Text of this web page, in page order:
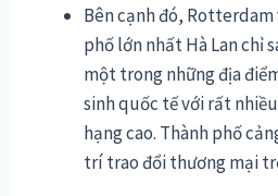
Bên cạnh đó, Rotterdam
phố lớn nhất Hà Lan chỉ
một trong những địa
sinh quốc tế với rất
hạng cao. Thành phố
trí trao đổi thương mại